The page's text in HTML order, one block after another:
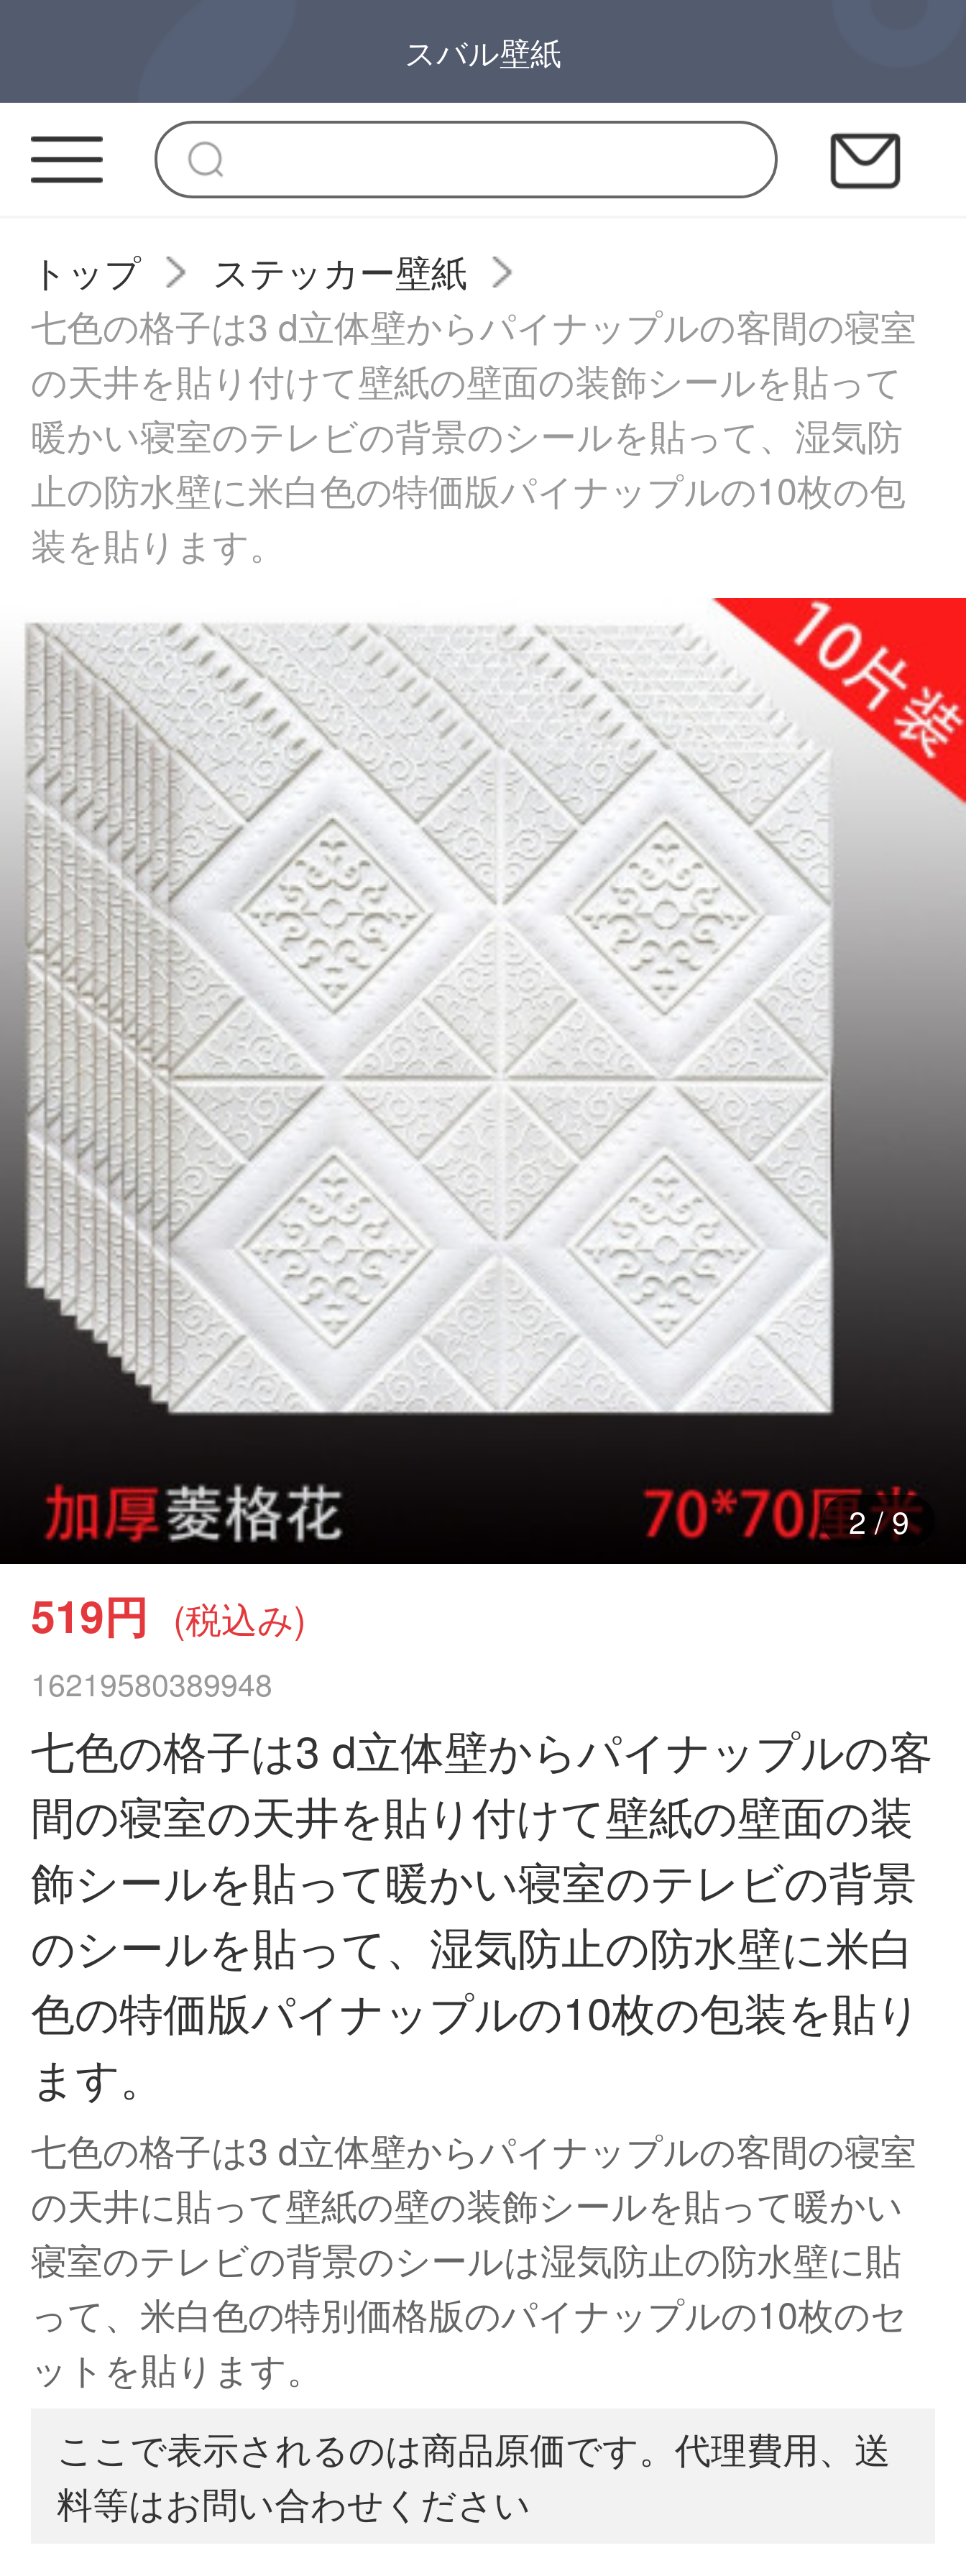
スバル壁紙
トップ
ステッカー壁紙
七色の格子は3 d立体壁からパイナップルの客間の寝室
の天井を貼り付けて壁紙の壁面の装飾シールを貼って
暖かい寝室のテレビの背景のシールを貼って、湿気防
止の防水壁に米白色の特価版パイナップルの10枚の包
装を貼ります。
2/9
519円 (税込み)
16219580389948
七色の格子は3 d立体壁からパイナップルの客
間の寝室の天井を貼り付けて壁紙の壁面の装
飾シールを貼って暖かい寝室のテレビの背景
のシールを貼って、湿気防止の防水壁に米白
色の特価版パイナップルの10枚の包装を貼り
ます。
七色の格子は3 d立体壁からパイナップルの客間の寝室
の天井に貼って壁紙の壁の装飾シールを貼って暖かい
寝室のテレビの背景のシールは湿気防止の防水壁に貼
って、米白色の特別価格版のパイナップルの10枚のセ
ットを貼ります。
ここで表示されるのは商品原価です。代理費用、送
料等はお問い合わせください